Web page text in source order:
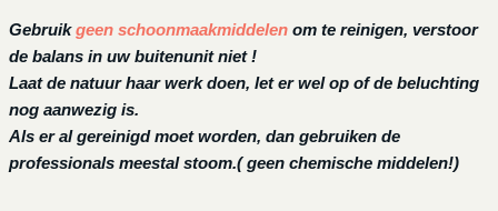
Gebruikgeen schoonmaakmiddelen om te reinigen, verstoor
de balans in uw buitenunit niet !
Laat de natuur haar werk doen, let er wel op of de beluchting
nog aanwezig is.
Als er al gereinigd moet worden, dan gebruiken de
professionals meestal stoom.( geen chemische middelen!)